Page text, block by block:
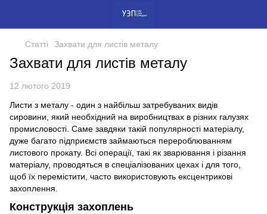
Статті Захвати для листів металу
Захвати для листів металу
12 лютого 2019
Листи з металу - один з найбільш затребуваних видів
сировини, який необхідний на виробництвах в різних галузях
промисловості. Саме завдяки такій популярності матеріалу,
дуже багато підприємств займаються перероблюванням
листового прокату. Всі операції, такі як зварювання і різання
матеріалу, проводяться в спеціалізованих цехах і для того,
щоб їх перемістити, часто використовують ексцентрикові
захоплення.
Конструкція захоплень